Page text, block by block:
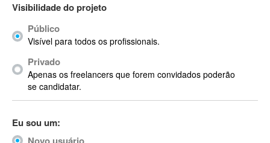
Acrobat
Acrobat X
Acronis
ACT
ActionScript
Visibilidade do projeto
Público
Visível para todos os profissionais.
Privado
Apenas os freelancers que forem convidados poderão
se candidatar.
Eu sou um: